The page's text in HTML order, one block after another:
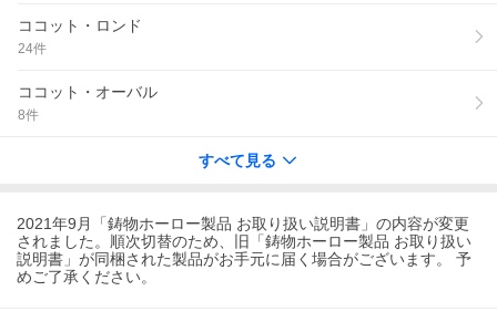
ココット・ロンド
24件
ココット・オーバル
8件
すべて見る
2021年9月「鋳物ホーロー製品 お取り扱い説明書」の内容が変更
されました。順次切替のため、旧「鋳物ホーロー製品 お取り扱い
説明書」が同梱された製品がお手元に届く場合がございます。 予
めご了承ください。